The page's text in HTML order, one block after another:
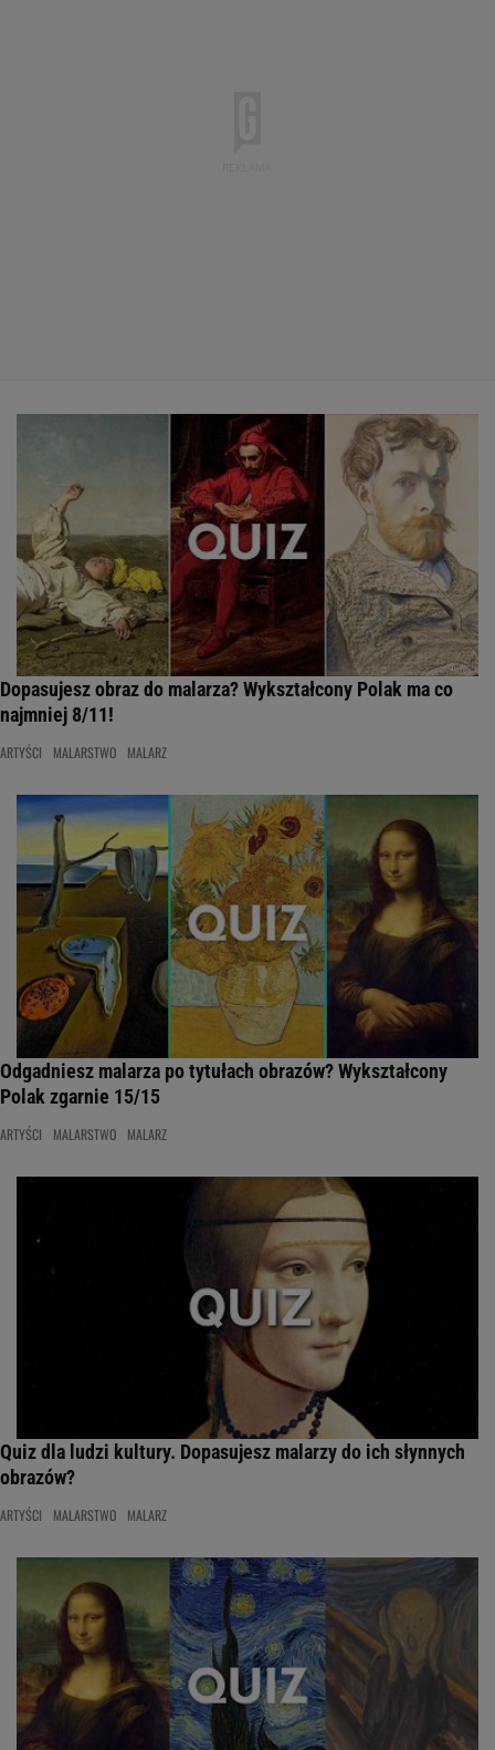
Dopasujesz obraz do malarza? Wykształcony Polak ma co
najmniej 8/11!
ARTYŚCI MALARSTWO MALARZ
Odgadniesz malarza po tytułach obrazów? Wykształcony
Polak zgarnie 15/15
ARTYŚCI MALARSTWO MALARZ
Quiz dla ludzi kultury. Dopasujesz malarzy do ich słynnych
obrazów?
ARTYŚCI MALARSTWO MALARZ